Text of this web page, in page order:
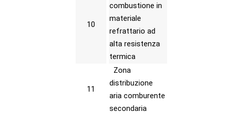
10
combustione in
materiale
refrattario ad
alta resistenza
termica
11
Zona
distribuzione
aria comburente
secondaria